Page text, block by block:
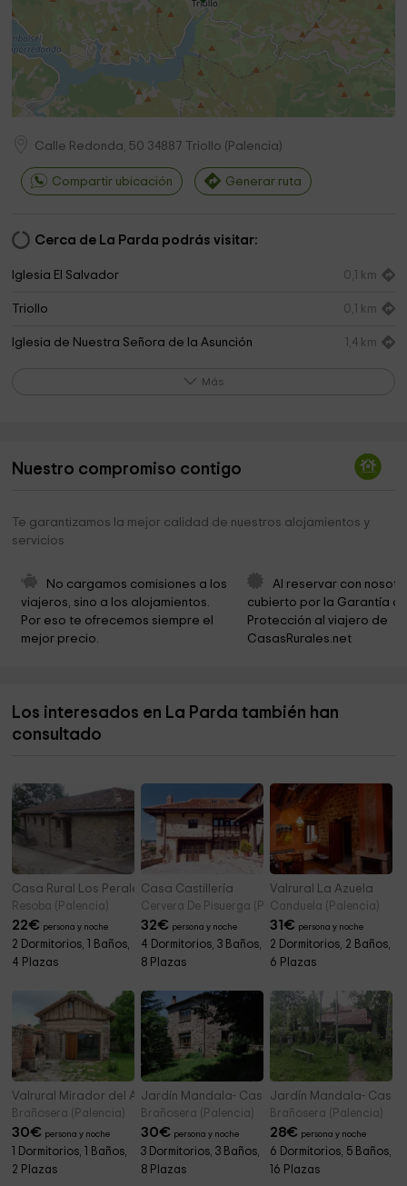
Calle Redonda, 50 34887 Triollo ( Palencia)
Compartir ubicación Generar ruta
Cerca de La Parda podrás visitar:
Iglesia El Salvador 0,1 km
Triollo 0,1 km
Iglesia de Nuestra Señora de la Asunción 1,4 km
Iglesia de San Martín de Tours
Iglesia de San Justo and Pastor 3,6 km
Parroquia de El Salvador
Iglesia de la Asunción
Ayuntamiento de Velilla del Río Carrión
Santibañez de Resoba 6,3 km
Iglesia San Juán Degollado
Más
Nuestro compromiso contigo
Te garantizamos la mejor calidad de nuestros alojamientos y
servicios
No cargamos comisiones a los
viajeros, sino a los alojamientos.
Por eso te ofrecemos siempre el
mejor precio.
Al reservar con
cubierto por la Garantía
Protección al viajero de
CasasRurales.net
Los interesados en La Parda también han
consultado
Casa Rural Los Peralejos B
Resoba (Palencia)
22€ persona y noche
2 Dormitorios, 1 Baños,
4 Plazas
Casa Castillería
Cervera De Pisuerga (Palencia)
32€ persona y noche
4 Dormitorios, 3 Baños,
8 Plazas
Valrural La Azuela
Canduela (Palencia)
31€ persona y noche
2 Dormitorios, 2 Baños,
6 Plazas
Valrural Mirador del Alba
Brañosera (Palencia)
30€ persona y noche
1 Dormitorios, 1 Baños,
2 Plazas
Jardín Mandala- Casa Valle de Brezos
Brañosera (Palencia)
30€ persona y noche
3 Dormitorios, 3 Baños,
8 Plazas
Jardín Mandala- Casa
Brañosera (Palencia)
28€ persona y noche
6 Dormitorios, 5 Baños,
16 Plazas